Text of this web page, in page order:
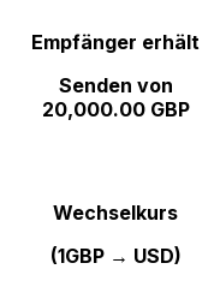
Empfänger erhält
Senden von
20,000.00 GBP
Wechselkurs
(1GBP → USD)